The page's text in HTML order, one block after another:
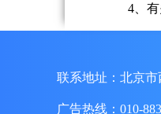
4、
联系地址：北京
广告热线：010-